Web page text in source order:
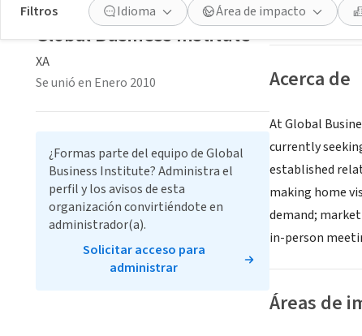
o
interés
Filtros Idioma Área de impactoGuardar
Acerca de
At Global
currently
established
making home
demand;
in-person
Áreas de
Global Business Institute
XA
Se unió en Enero 2010
¿Formas parte del equipo de Global
Business Institute? Administra el
perfil y los avisos de esta
organización convirtiéndote en
administrador(a).
Solicitar acceso para
administrar